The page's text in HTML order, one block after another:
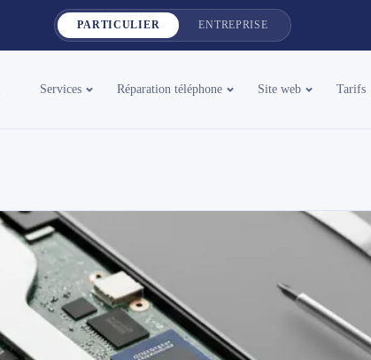
PARTICULIER ENTREPRISE
Services Réparation téléphone Site web Tarifs